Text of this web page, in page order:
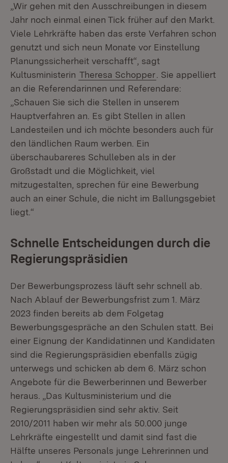
„Wir gehen mit den Ausschreibungen in diesem
Jahr noch einmal einen Tick früher auf den Markt.
Viele Lehrkräfte haben das erste Verfahren schon
genutzt und sich neun Monate vor Einstellung
Planungssicherheit verschafft“, sagt
Kultusministerin Theresa Schopper . Sie appelliert
an die Referendarinnen und Referendare:
„Schauen Sie sich die Stellen in unserem
Hauptverfahren an. Es gibt Stellen in allen
Landesteilen und ich möchte besonders auch für
den ländlichen Raum werben. Ein
überschaubareres Schulleben als in der
Großstadt und die Möglichkeit, viel
mitzugestalten, sprechen für eine Bewerbung
auch an einer Schule, die nicht im Ballungsgebiet
liegt.“
Schnelle Entscheidungen durch die
Regierungspräsidien
Der Bewerbungsprozess läuft sehr schnell ab.
Nach Ablauf der Bewerbungsfrist zum 1. März
2023 finden bereits ab dem Folgetag
Bewerbungsgespräche an den Schulen statt. Bei
einer Eignung der Kandidatinnen und Kandidaten
sind die Regierungspräsidien ebenfalls zügig
unterwegs und schicken ab dem 6. März schon
Angebote für die Bewerberinnen und Bewerber
heraus. „Das Kultusministerium und die
Regierungspräsidien sind sehr aktiv. Seit
2010/2011 haben wir mehr als 50.000 junge
Lehrkräfte eingestellt und damit sind fast die
Hälfte unseres Personals junge Lehrerinnen und